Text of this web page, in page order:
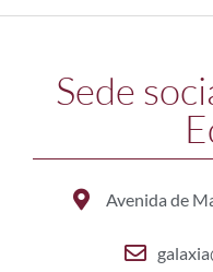
Sede
Avenida de